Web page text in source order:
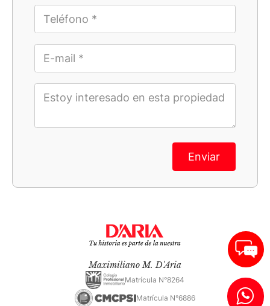
Enviar
Maximiliano M. D'Aria
Matrícula N°8264
Matrícula N°6886